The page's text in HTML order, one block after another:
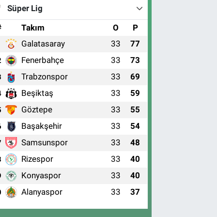
Süper Lig
Takım O P
Galatasaray 33 77
Fenerbahçe 33 73
Trabzonspor 33 69
Beşiktaş 33 59
Göztepe 33 55
Başakşehir 33 54
Samsunspor 33 48
Rizespor 33 40
Konyaspor 33 40
Alanyaspor 33 37